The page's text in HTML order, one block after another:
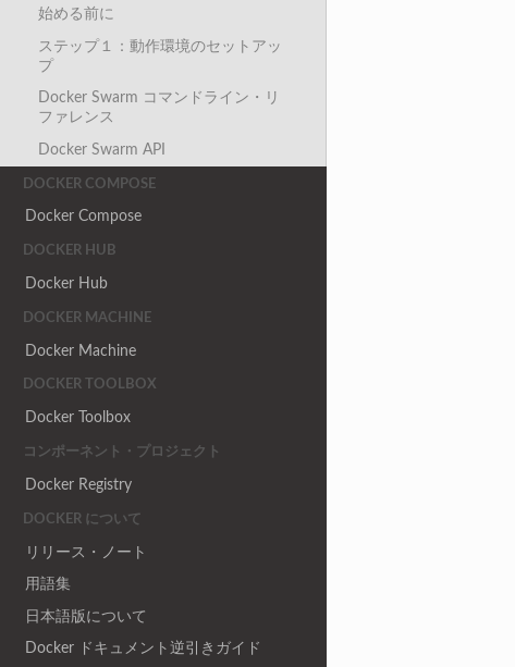
始める前に
ステップ１：動作環境のセットアッ
プ
Docker Swarm コマンドライン・リ
ファレンス
Docker Swarm API
DOCKER COMPOSE
Docker Compose
DOCKER HUB
Docker Hub
DOCKER MACHINE
Docker Machine
DOCKER TOOLBOX
Docker Toolbox
コンポーネント・プロジェクト
Docker Registry
DOCKER について
リリース・ノート
用語集
日本語版について
Docker ドキュメント逆引きガイド